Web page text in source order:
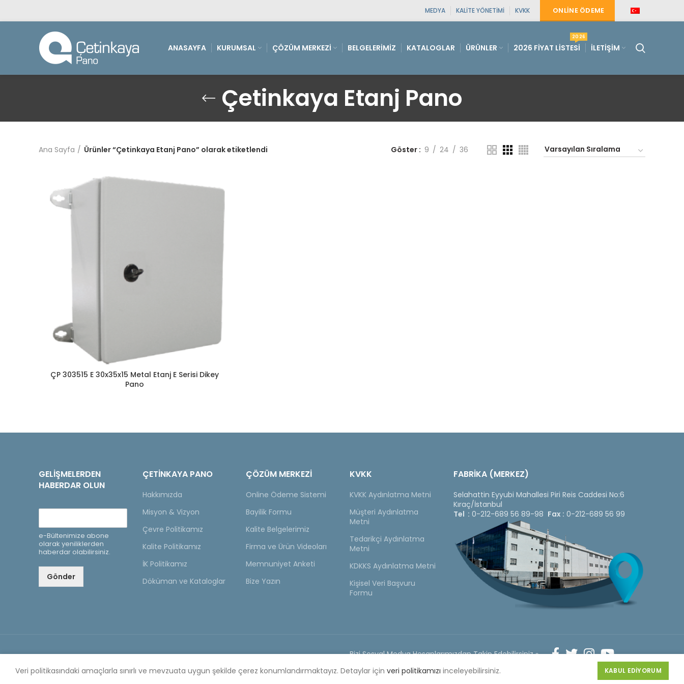
MEDYA KALITE YÖNETIMI KVKK ONLINE ÖDEME
ANASAYFA KURUMSAL ÇÖZÜM MERKEZI BELGELERIMIZ KATALOGLAR ÜRÜNLER 2026 FIYAT LISTESI
2026
İLETIŞIM
Çetinkaya Etanj Pano
Ana Sayfa Ürünler “Çetinkaya Etanj Pano” olarak etiketlendi Göster 9 24 36
ÇP 303515 E 30x35x15 Metal Etanj E Serisi Dikey
Pano
GELIŞMELERDEN
HABERDAR OLUN
e-Bültenimize abone
olarak yeniliklerden
haberdar olabilirsiniz.
Gönder
ÇETINKAYA PANO
Hakkımızda
Misyon & Vizyon
Çevre Politikamız
Kalite Politikamız
İK Politikamız
Döküman ve Kataloglar
ÇÖZÜM MERKEZİ
Online Ödeme Sistemi
Bayilik Formu
Kalite Belgelerimiz
Firma ve Ürün Videoları
Memnuniyet Anketi
Bize Yazın
KVKK
KVKK Aydınlatma Metni
Müşteri Aydınlatma
Metni
Tedarikçi Aydınlatma
Metni
KDKKS Aydınlatma Metni
Kişisel Veri Başvuru
Formu
FABRİKA (MERKEZ)
Selahattin Eyyubi Mahallesi Piri Reis Caddesi No:6
Kıraç/İstanbul
Tel : 0-212-689 56 89-98 Fax : 0-212-689 56 99
Bizi Sosyal Medya Hesaplarımızdan Takip Edebilirsiniz »
Web
Design
by 3F Yazılım
Veri politikasındaki amaçlarla sınırlı ve mevzuata uygun şekilde çerez konumlandırmaktayız. Detaylar için veri politikamızı inceleyebilirsiniz. KABUL EDIYORUM